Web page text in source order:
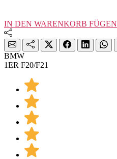
IN DEN WARENKORB FÜGEN
BMW
1ER F20/F21